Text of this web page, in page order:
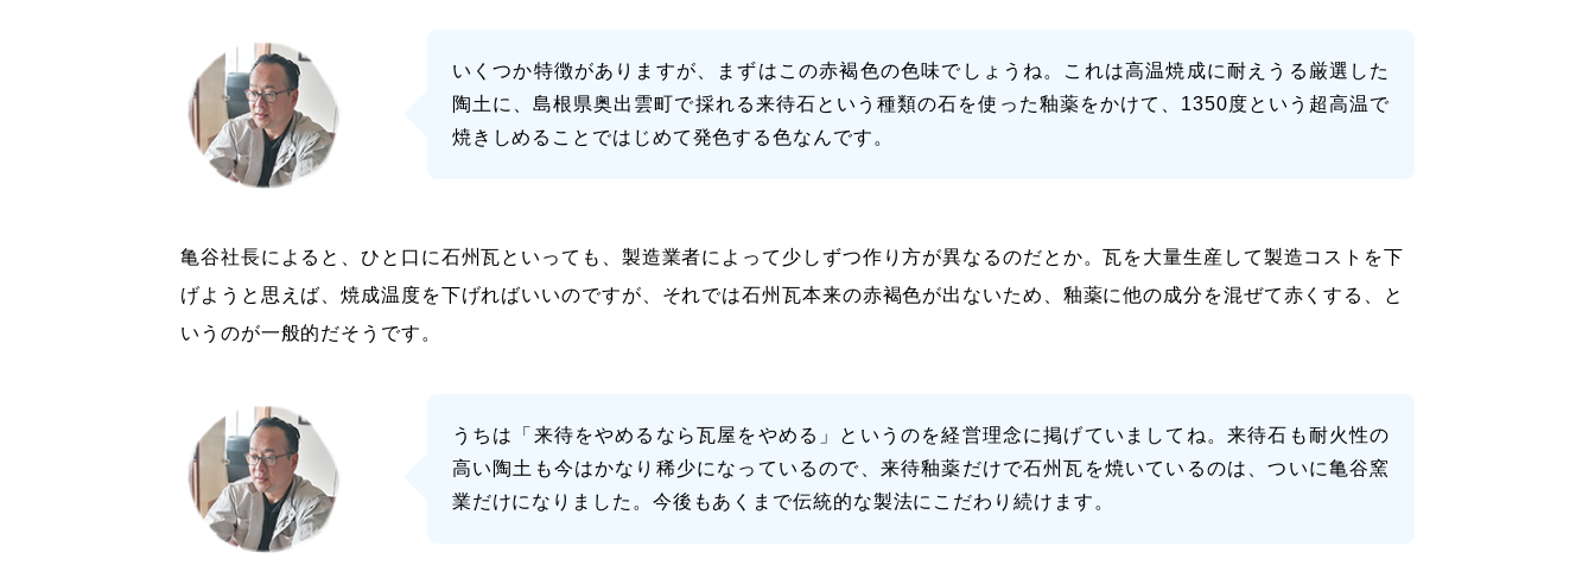
いくつか特徴がありますが、まずはこの赤褐色の色味でしょうね。これは高温焼成に耐えうる厳選した
陶土に、島根県奥出雲町で採れる来待石という種類の石を使った釉薬をかけて、1350度という超高温で
焼きしめることではじめて発色する色なんです。
亀谷社長によると、ひと口に石州瓦といっても、製造業者によって少しずつ作り方が異なるのだとか。瓦を大量生産して製造コストを下
げようと思えば、焼成温度を下げればいいのですが、それでは石州瓦本来の赤褐色が出ないため、釉薬に他の成分を混ぜて赤くする、と
いうのが一般的だそうです。
うちは「来待をやめるなら瓦屋をやめる」というのを経営理念に掲げていましてね。来待石も耐火性の
高い陶土も今はかなり稀少になっているので、来待釉薬だけで石州瓦を焼いているのは、ついに亀谷窯
業だけになりました。今後もあくまで伝統的な製法にこだわり続けます。